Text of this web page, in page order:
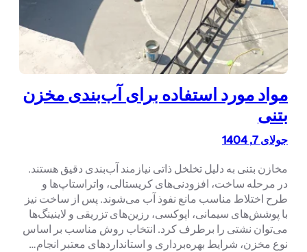
مواد مورد استفاده برای آب‌بندی مخزن
بتنی
جولای 7, 1404
مخازن بتنی به دلیل تخلخل ذاتی نیازمند آب‌بندی دقیق هستند.
در مرحله ساخت، افزودنی‌های کریستالی، واتراستاپ‌ها و
طرح اختلاط مناسب مانع نفوذ آب می‌شوند. پس از ساخت نیز
با پوشش‌های سیمانی، اپوکسی، رزین‌های تزریقی و لاینینگ‌ها
می‌توان نشتی را برطرف کرد. انتخاب روش مناسب بر اساس
نوع مخزن، شرایط بهره‌برداری و استانداردهای معتبر انجام…